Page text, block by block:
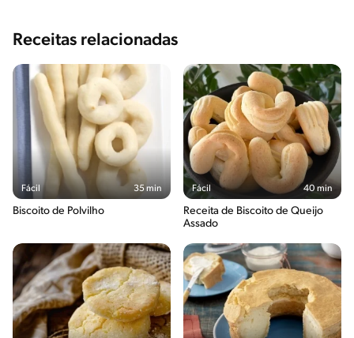
Receitas relacionadas
Fácil 35 min
Biscoito de Polvilho
Fácil 40 min
Receita de Biscoito de Queijo
Assado